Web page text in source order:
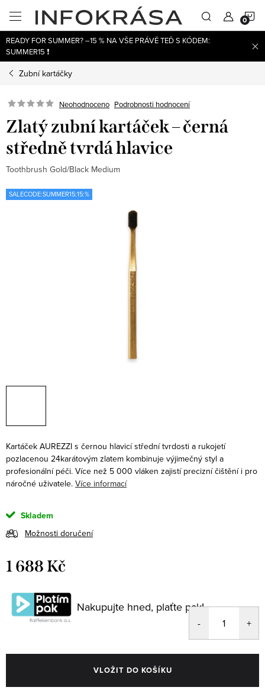
obsah
READY FOR SUMMER? –15 % NA VŠE PRÁVĚ TEĎ S KÓDEM:
SUMMER15 ❗
Zubní kartáčky
Neohodnoceno Podrobnosti hodnocení
Zlatý zubní kartáček – černá
středně tvrdá hlavice
Toothbrush Gold/Black Medium
SALECODE:SUMMER15:15:%
Kartáček AUREZZI s černou hlavicí střední tvrdosti a rukojetí
pozlacenou 24karátovým zlatem kombinuje výjimečný styl a
profesionální péči. Více než 5 000 vláken zajistí precizní čištění i pro
náročné uživatele. Více informací
Skladem
Možnosti doručení
1 688 Kč
cena:
Nakupujte hned, plaťte pak!
VLOŽIT DO KOŠÍKU